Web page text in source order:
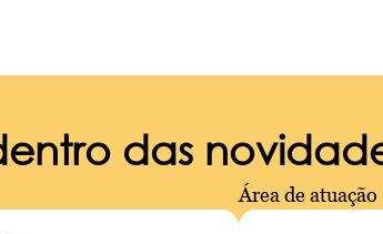
das
Área de atuação